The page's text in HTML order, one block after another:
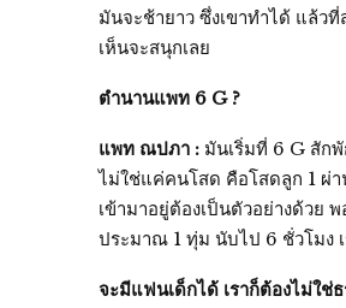
มันจะช้ายาว ซึ่งเขาทำได้ แล้ว
เห็นจะสนุกเลย
ตำนานแพท 6 G ?
แพท ณปภา : มันเริ่มที่ 6 G สักพั
ไม่ใช่แค่คนโสด คือโสดลูก 1 ผ่
เข้ามาอยู่ต้องเป็นตัวอย่างด้วย
ประมาณ 1 ทุ่ม นับไป 6 ชั่วโมง
จะมีแฟนเด็กได้ เราก็ต้องไม่ใช่